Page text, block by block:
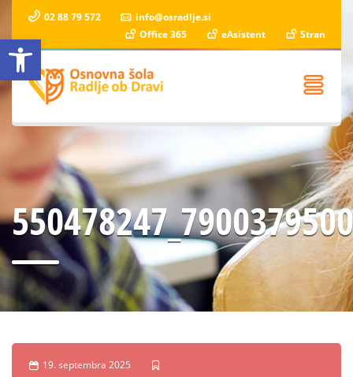
Open toolbar
02 88 79 572
info@osradlje.si
Office 365
eAsistent Stran
19. septembra 2025